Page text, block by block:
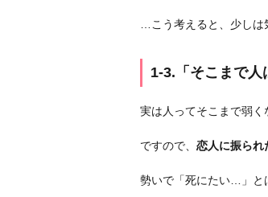
い」
「無
し
一
…こう考えると、少し
1-3.「そこまで人
実は人ってそこまで弱く
ですので、 恋人に振られ
勢いで「死にたい…」と